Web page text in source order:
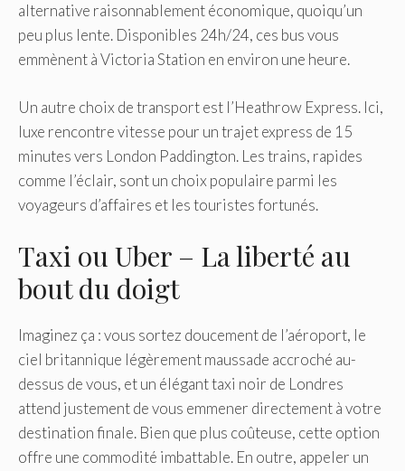
alternative raisonnablement économique, quoiqu’un
peu plus lente. Disponibles 24h/24, ces bus vous
emmènent à Victoria Station en environ une heure.
Un autre choix de transport est l’Heathrow Express. Ici,
luxe rencontre vitesse pour un trajet express de 15
minutes vers London Paddington. Les trains, rapides
comme l’éclair, sont un choix populaire parmi les
voyageurs d’affaires et les touristes fortunés.
Taxi ou Uber – La liberté au
bout du doigt
Imaginez ça : vous sortez doucement de l’aéroport, le
ciel britannique légèrement maussade accroché au-
dessus de vous, et un élégant taxi noir de Londres
attend justement de vous emmener directement à votre
destination finale. Bien que plus coûteuse, cette option
offre une commodité imbattable. En outre, appeler un